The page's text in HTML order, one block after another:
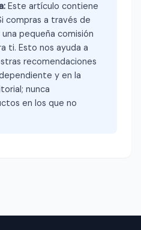
Este artículo contiene
compras a través de
pequeña comisión
ti. Esto nos ayuda a
recomendaciones
y en la
nunca
en los que no